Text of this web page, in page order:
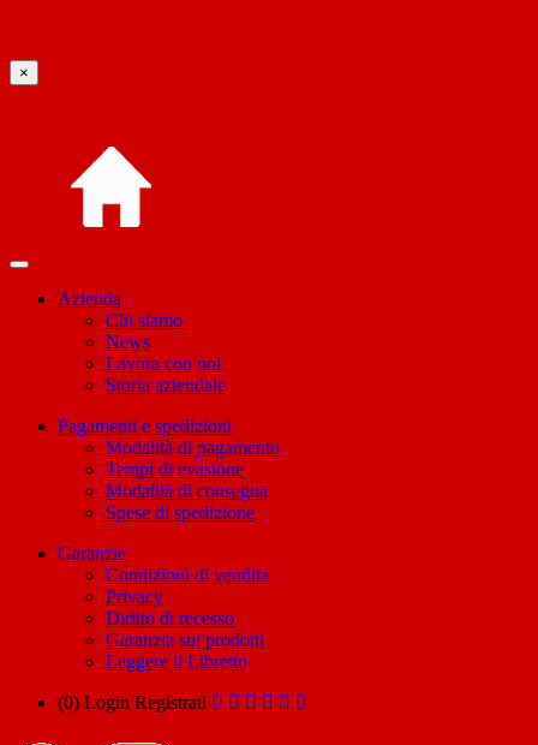
×
Azienda
Chi siamo
News
Lavora con noi
Storia aziendale
Pagamenti e spedizioni
Modalità di pagamento
Tempi di evasione
Modalità di consegna
Spese di spedizione
Garanzie
Condizioni di vendita
Privacy
Diritto di recesso
Garanzia sui prodotti
Leggere il Libretto
(0) Login Registrati